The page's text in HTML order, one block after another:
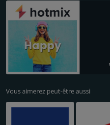
Vous aimerez peut-être aussi